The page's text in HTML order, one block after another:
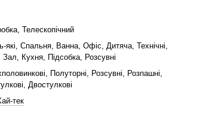
Телескопічний
які, Спальня, Ванна, Офіс, Дитяча, Технічні,
Кухня, Підсобка, Розсувні
Полуторні, Розсувні, Розпашні,
Двостулкові
тек